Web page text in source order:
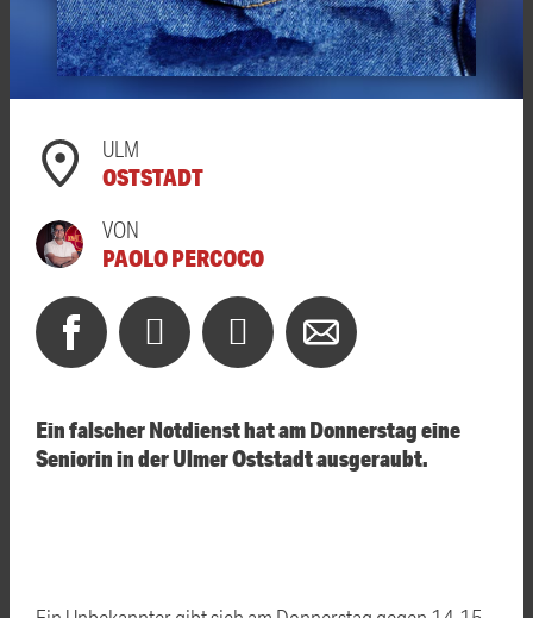
ULM
OSTSTADT
VON
PAOLO PERCOCO
Ein falscher Notdienst hat am Donnerstag eine
Seniorin in der Ulmer Oststadt ausgeraubt.